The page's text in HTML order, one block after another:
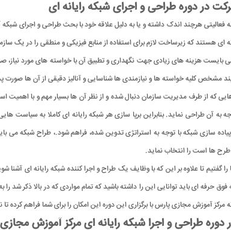
در دوره طراحی و اجرای شبکه رایانه ای
فعالیتی هرچند اندک داشته و یا به دلیل علاقه خود با بحث طراحی و اجرای
ای هستند که زیرساخت لازم برای استفاده از منابع فیزیکی و منطقی را در یک
بایست هزینه های زیادی جهت نگهداری و تطبیق آن با خواسته های مورد
مشخص کلیه خواسته ها و نیازمندی ها شناسایی و آنالیز دقیقی از آن ها صورت
که از طرف مدیریت سازمان دنبال شده و از نظر آن ها بسیار مهم و با
به آن طراحی نماید. بنابراین برپا سازی هر شبکه رایانه ای کاملا به
سازی شبکه با توجه به استراتژی تدوین شده، فراهم شود.، طراح شبکه می
ها است را انتخاب نماید.
گفتیم تا علاوه بر این که با وظایف یک طراح و اجرا کننده شبکه رایانه ای
حرفه ای باید توانایی این را داشته باشید که تمام مواردی که در بالا ذکر شد
آموزش مجازی پارس با برگزاری این دوره این امکان را برای شما فراهم کرده تا
دوره طراحی و اجرا شبکه رایانه ای مرکز آموزش